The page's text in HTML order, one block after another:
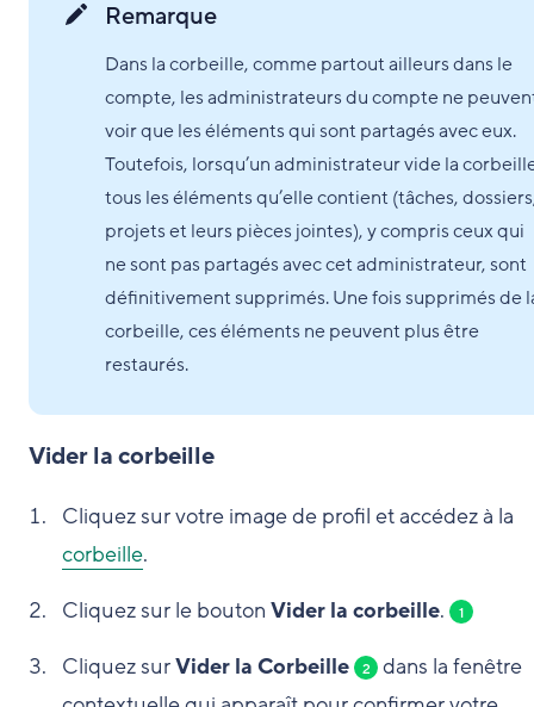
Remarque
Dans la corbeille, comme partout ailleurs dans le
compte, les administrateurs du compte ne
voir que les éléments qui sont partagés avec eux.
Toutefois, lorsqu’un administrateur vide la
tous les éléments qu’elle contient (tâches,
projets et leurs pièces jointes), y compris ceux qui
ne sont pas partagés avec cet administrateur, sont
définitivement supprimés. Une fois supprimés de
corbeille, ces éléments ne peuvent plus être
restaurés.
Vider la corbeille
Cliquez sur votre image de profil et accédez à la
corbeille.
Cliquez sur le bouton Vider la corbeille. 1
Cliquez surVider la Corbeille 2
dans la fenêtre